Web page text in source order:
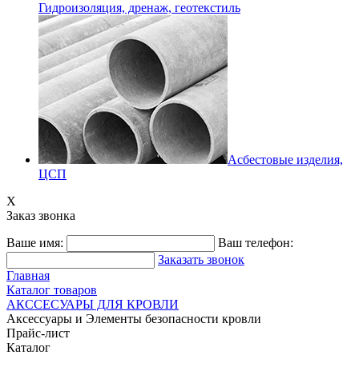
Гидроизоляция, дренаж, геотекстиль
Асбестовые изделия,
ЦСП
X
Заказ звонка
Ваше имя:
Ваш телефон:
Заказать звонок
Главная
Каталог товаров
АКССЕСУАРЫ ДЛЯ КРОВЛИ
Аксессуары и Элементы безопасности кровли
Прайс-лист
Каталог